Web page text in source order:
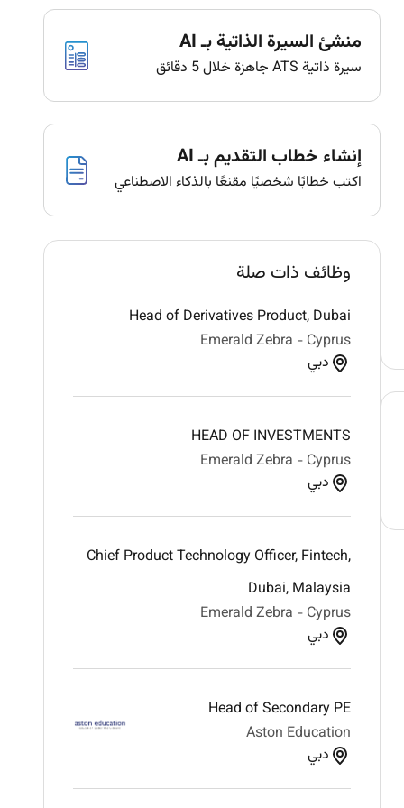
منشئ السيرة الذاتية بـ AI
سيرة ذاتية ATS جاهزة خلال 5 دقائق
إنشاء خطاب التقديم بـ AI
اكتب خطابًا شخصيًا مقنعًا بالذكاء الاصطناعي
وظائف ذات صلة
Head of Derivatives Product, Dubai
Emerald Zebra - Cyprus
دبي
HEAD OF INVESTMENTS
Emerald Zebra - Cyprus
دبي
Chief Product Technology Officer, Fintech,
Dubai, Malaysia
Emerald Zebra - Cyprus
دبي
Head of Secondary PE
Aston Education
دبي